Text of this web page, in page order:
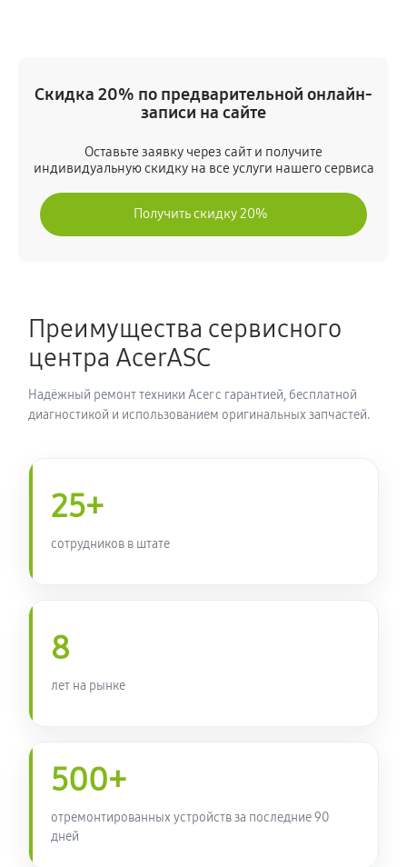
Скидка 20% по предварительной онлайн-
записи на сайте
Оставьте заявку через сайт и получите
индивидуальную скидку на все услуги нашего сервиса
Получить скидку 20%
Преимущества сервисного
центра AcerASC
Надёжный ремонт техники Acer с гарантией, бесплатной
диагностикой и использованием оригинальных запчастей.
25+
сотрудников в штате
8
лет на рынке
500+
отремонтированных устройств за последние 90
дней